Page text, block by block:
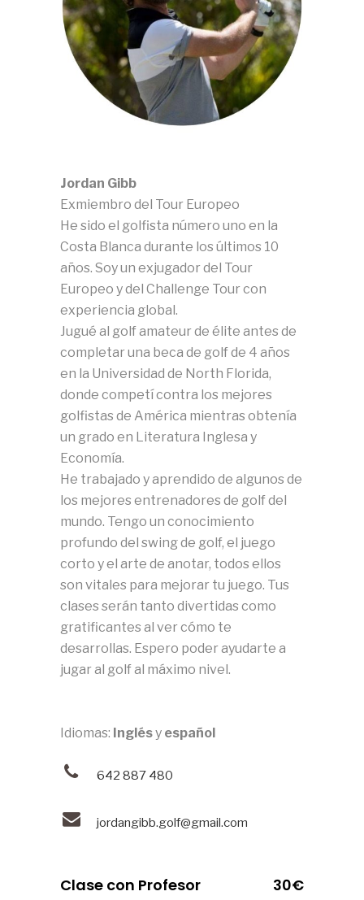
Jordan Gibb
Exmiembro del Tour Europeo
He sido el golfista número uno en la
Costa Blanca durante los últimos 10
años. Soy un exjugador del Tour
Europeo y del Challenge Tour con
experiencia global.
Jugué al golf amateur de élite antes de
completar una beca de golf de 4 años
en la Universidad de North Florida,
donde competí contra los mejores
golfistas de América mientras obtenía
un grado en Literatura Inglesa y
Economía.
He trabajado y aprendido de algunos de
los mejores entrenadores de golf del
mundo. Tengo un conocimiento
profundo del swing de golf, el juego
corto y el arte de anotar, todos ellos
son vitales para mejorar tu juego. Tus
clases serán tanto divertidas como
gratificantes al ver cómo te
desarrollas. Espero poder ayudarte a
jugar al golf al máximo nivel.
Idiomas: Inglésy español
642 887 480
jordangibb.golf@gmail.com
Clase con Profesor
30€